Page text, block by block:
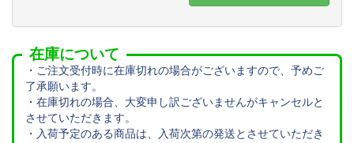
在庫について
・ご注文受付時に在庫切れの場合がございますので、予めご
了承願います。
・在庫切れの場合、大変申し訳ございませんがキャンセルと
させていただきます。
・入荷予定のある商品は、入荷次第の発送とさせていただき